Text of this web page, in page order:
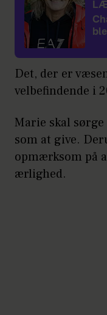
Det, der er
velbefindende i
Marie skal
som at give.
opmærksom på
ærlighed.